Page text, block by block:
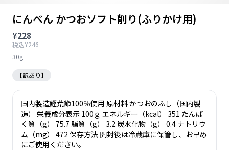
にんべん かつおソフト削り(ふりかけ用)
¥228
税込¥246
30g
【訳あり】
国内製造鰹荒節100％使用 原材料 かつおのふし（国内製
造） 栄養成分表示 100ｇ エネルギー（kcal） 351 たんぱ
く質（g） 75.7 脂質（g） 3.2 炭水化物（g） 0.4 ナトリウ
ム（mg） 472 保存方法 開封後は冷蔵庫に保管し、お早め
にご使用ください。